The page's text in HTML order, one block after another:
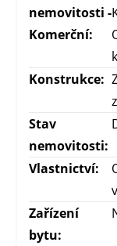
nemovitosti -
Komerční:
Konstrukce:
Stav
nemovitosti:
Vlastnictví:
Zařízení
bytu: